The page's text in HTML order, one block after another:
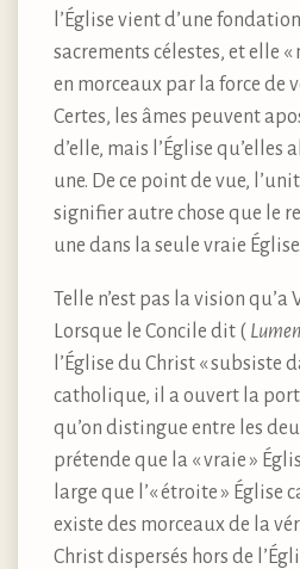
l’Église vient d’une
sacrements célestes, et elle
en morceaux par la force de
Certes, les âmes peuvent
d’elle, mais l’Église qu’elles
une. De ce point de vue,
signifier autre chose que le
une dans la seule vraie Église.
Telle n’est pas la vision qu’a
Lorsque le Concile dit (
l’Église du Christ « subsiste
catholique, il a ouvert la
qu’on distingue entre les
prétende que la « vraie »
large que l’« étroite » Église
existe des morceaux de la
Christ dispersés hors de